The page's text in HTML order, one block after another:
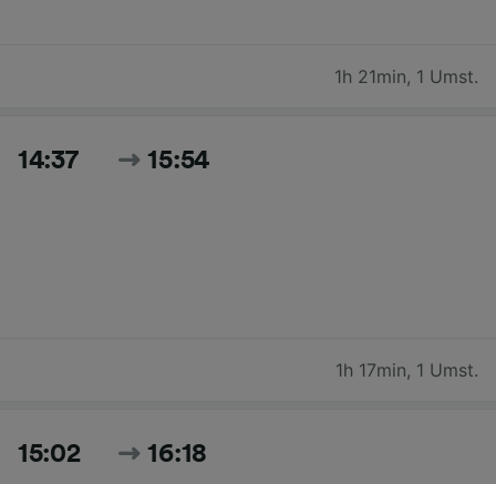
1h 21min, 1 Umst.
14:37 15:54
1h 17min, 1 Umst.
15:02 16:18